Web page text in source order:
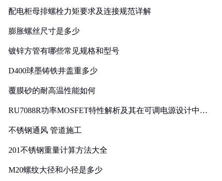
配电柜母排螺栓力矩要求及连接规范详解
膨胀螺丝尺寸是多少
镀锌方管有哪些常见规格和型号
D400球墨铸铁井盖重多少
覆膜砂的耐高温性能如何
RU7088R功率MOSFET特性解析及其在可调电源设计中的
不锈钢通风 管道施工
201不锈钢重量计算方法大全
M20螺纹大径和小径是多少